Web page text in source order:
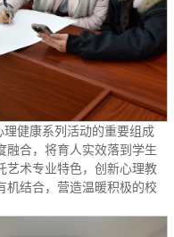
理健康系列活动的重要组成
融合，将育人实效落到学生
艺术专业特色，创新心理教
机结合，营造温暖积极的校